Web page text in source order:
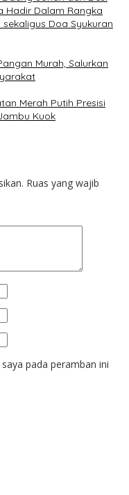
Hadir Dalam Rangka
Doa Syukuran
Murah, Salurkan
Merah Putih Presisi
Kuok
Ruas yang wajib
pada peramban ini